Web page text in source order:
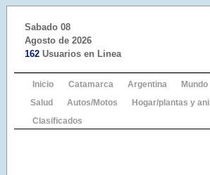
Sabado 08
Agosto de 2026
162 Usuarios en Linea
Inicio Catamarca Argentina Mundo
Salud
Autos/Motos Hogar/plantas y
Clasificados